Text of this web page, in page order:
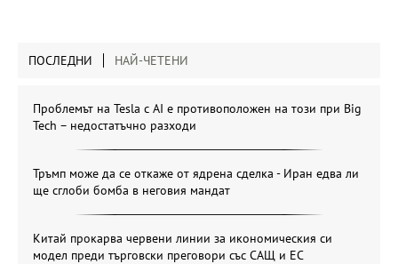
ПОСЛЕДНИ НАЙ-ЧЕТЕНИ
Проблемът на Tesla с AI е противоположен на този при Big
Tech – недостатъчно разходи
Тръмп може да се откаже от ядрена сделка - Иран едва ли
ще сглоби бомба в неговия мандат
Китай прокарва червени линии за икономическия си
модел преди търговски преговори със САЩ и ЕС